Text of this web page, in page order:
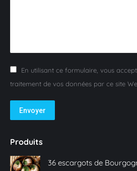
En utilisant ce formulaire, vous
traitement de vos données par ce site
Envoyer
Produits
36 escargots de